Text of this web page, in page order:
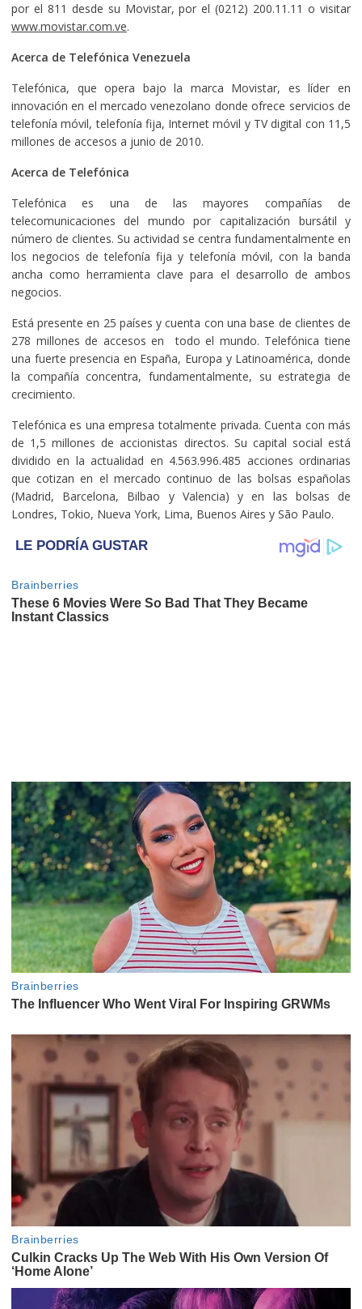
por el 811 desde su Movistar, por el (0212) 200.11.11 o visitar
www.movistar.com.ve.
Acerca de Telefónica Venezuela
Telefónica, que opera bajo la marca Movistar, es líder en
innovación en el mercado venezolano donde ofrece servicios de
telefonía móvil, telefonía fija, Internet móvil y TV digital con 11,5
millones de accesos a junio de 2010.
Acerca de Telefónica
Telefónica es una de las mayores compañías de
telecomunicaciones del mundo por capitalización bursátil y
número de clientes. Su actividad se centra fundamentalmente en
los negocios de telefonía fija y telefonía móvil, con la banda
ancha como herramienta clave para el desarrollo de ambos
negocios.
Está presente en 25 países y cuenta con una base de clientes de
278 millones de accesos en todo el mundo. Telefónica tiene
una fuerte presencia en España, Europa y Latinoamérica, donde
la compañía concentra, fundamentalmente, su estrategia de
crecimiento.
Telefónica es una empresa totalmente privada. Cuenta con más
de 1,5 millones de accionistas directos. Su capital social está
dividido en la actualidad en 4.563.996.485 acciones ordinarias
que cotizan en el mercado continuo de las bolsas españolas
(Madrid, Barcelona, Bilbao y Valencia) y en las bolsas de
Londres, Tokio, Nueva York, Lima, Buenos Aires y São Paulo.